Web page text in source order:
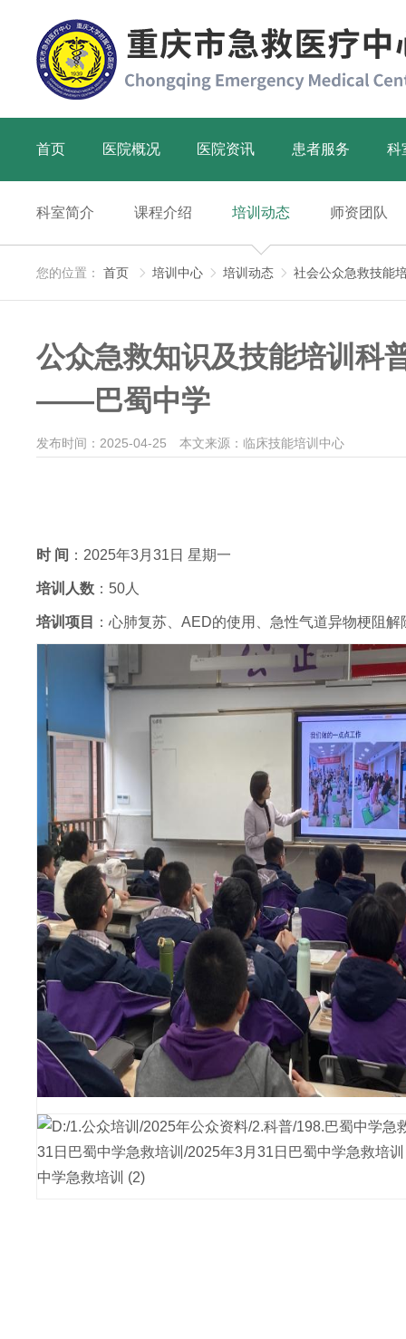
首页 医院概况 医院资讯 患者服务 科
科室简介 课程介绍 培训动态 师资团队
您的位置： 首页  培训中心  培训动态  社会公众急救技能
公众急救知识及技能培训科
——巴蜀中学
发布时间：2025-04-25 本文来源：临床技能培训中心
时 间 ：2025年3月31日 星期一
培训人数 ：50人
培训项目 ：心肺复苏、AED的使用、急性气道异物梗阻解